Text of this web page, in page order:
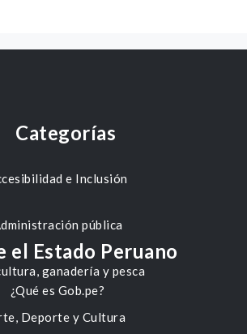
Categorías
e Inclusión
pública
ganadería y pesca
Deporte y Cultura
el Estado Peruano
¿Qué es Gob.pe?